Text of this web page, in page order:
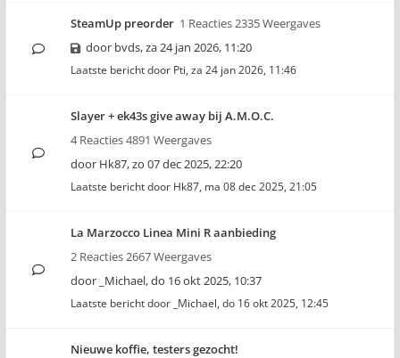
SteamUp preorder 1 Reacties 2335 Weergaves
door bvds,za 24 jan 2026, 11:20
Laatste bericht door Pti, za 24 jan 2026, 11:46
Slayer + ek43s give away bij A.M.O.C.
4 Reacties 4891 Weergaves
door Hk87,zo 07 dec 2025, 22:20
Laatste bericht door Hk87, ma 08 dec 2025, 21:05
La Marzocco Linea Mini R aanbieding
2 Reacties 2667 Weergaves
door _Michael,do 16 okt 2025, 10:37
Laatste bericht door _Michael, do 16 okt 2025, 12:45
Nieuwe koffie, testers gezocht!